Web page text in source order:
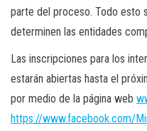
parte del proceso. Todo esto
determinen las entidades
Las inscripciones para los
estarán abiertas hasta el
por medio de la página web
https://www.facebook.com/